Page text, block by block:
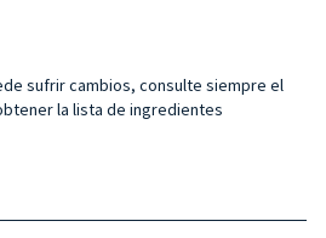
sufrir cambios, consulte siempre el
la lista de ingredientes